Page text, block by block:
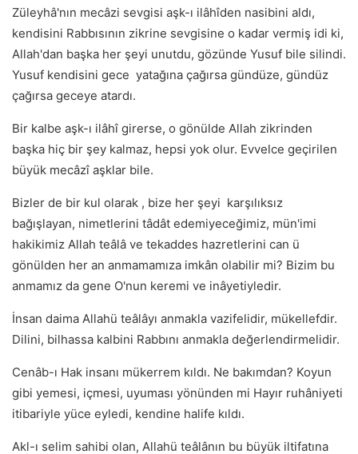
Züleyhâ'nın mecâzi sevgisi aşk-ı ilâhîden nasibini aldı,
kendisini Rabbısının zikrine sevgisine o kadar vermiş idi ki,
Allah'dan başka her şeyi unutdu, gözünde Yusuf bile silindi.
Yusuf kendisini gece yatağına çağırsa gündüze, gündüz
çağırsa geceye atardı.
Bir kalbe aşk-ı ilâhî girerse, o gönülde Allah zikrinden
başka hiç bir şey kalmaz, hepsi yok olur. Evvelce geçirilen
büyük mecâzî aşklar bile.
Bizler de bir kul olarak , bize her şeyi karşılıksız
bağışlayan, nimetlerini tâdât edemiyeceğimiz, mün'imi
hakikimiz Allah teâlâ ve tekaddes hazretlerini can ü
gönülden her an anmamamıza imkân olabilir mi? Bizim bu
anmamız da gene O'nun keremi ve inâyetiyledir.
İnsan daima Allahü teâlâyı anmakla vazifelidir, mükellefdir.
Dilini, bilhassa kalbini Rabbını anmakla değerlendirmelidir.
Cenâb-ı Hak insanı mükerrem kıldı. Ne bakımdan? Koyun
gibi yemesi, içmesi, uyuması yönünden mi Hayır ruhâniyeti
itibariyle yüce eyledi, kendine halife kıldı.
Akl-ı selim sahibi olan, Allahü teâlânın bu büyük iltifatına